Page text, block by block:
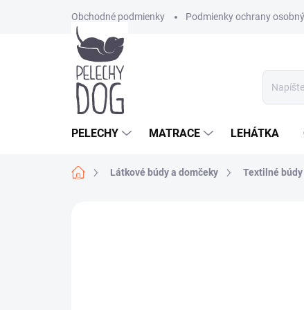
Obchodné podmienky Podmienky ochrany
PELECHY MATRACE LEHÁTKA
DomovLátkové búdy a domčeky Textilné